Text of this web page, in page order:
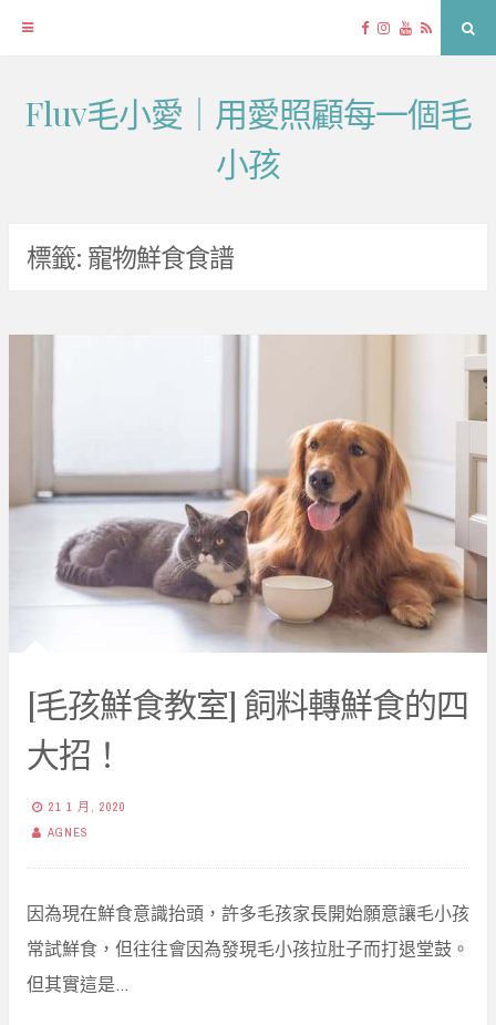
Skip
Facebook
Instagram
YouTube
RSS
Fluv毛小愛｜用愛照顧每一個毛
小孩
標籤: 寵物鮮食食譜
[毛孩鮮食教室] 飼料轉鮮食的四
大招！
21 1 月, 2020
AGNES
因為現在鮮食意識抬頭，許多毛孩家長開始願意讓毛小孩
常試鮮食，但往往會因為發現毛小孩拉肚子而打退堂鼓。
但其實這是…